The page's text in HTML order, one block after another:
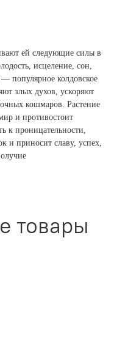
ей следующие силы в
исцеление, сон,
популярное колдовское
злых духов, ускоряют
кошмаров. Растение
и противостоит
к проницательности,
и приносит славу, успех,
товары